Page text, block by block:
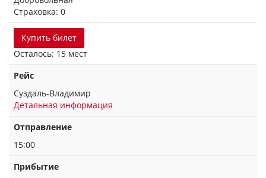
Страховка: 0
Купить билет
Осталось: 15 мест
Рейс
Суздаль-Владимир
Детальная информация
Отправление
15:00
Прибытие